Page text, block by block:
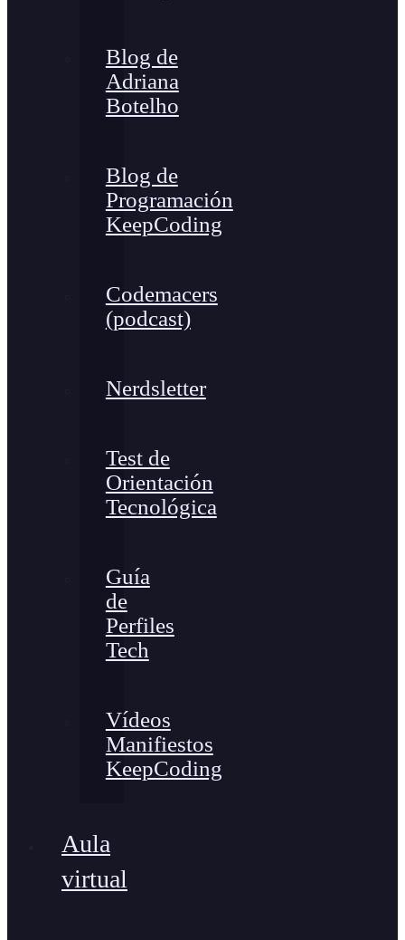
Blog de
Adriana
Botelho
Blog de
Programación
KeepCoding
Codemacers
(podcast)
Nerdsletter
Test de
Orientación
Tecnológica
Guía
de
Perfiles
Tech
Vídeos
Manifiestos
KeepCoding
Aula
virtual